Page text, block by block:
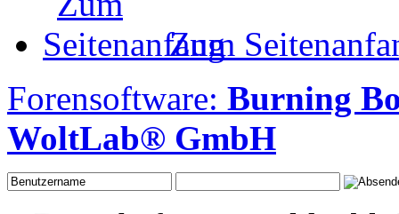
Zum
Forensoftware: Burning
WoltLab® GmbH